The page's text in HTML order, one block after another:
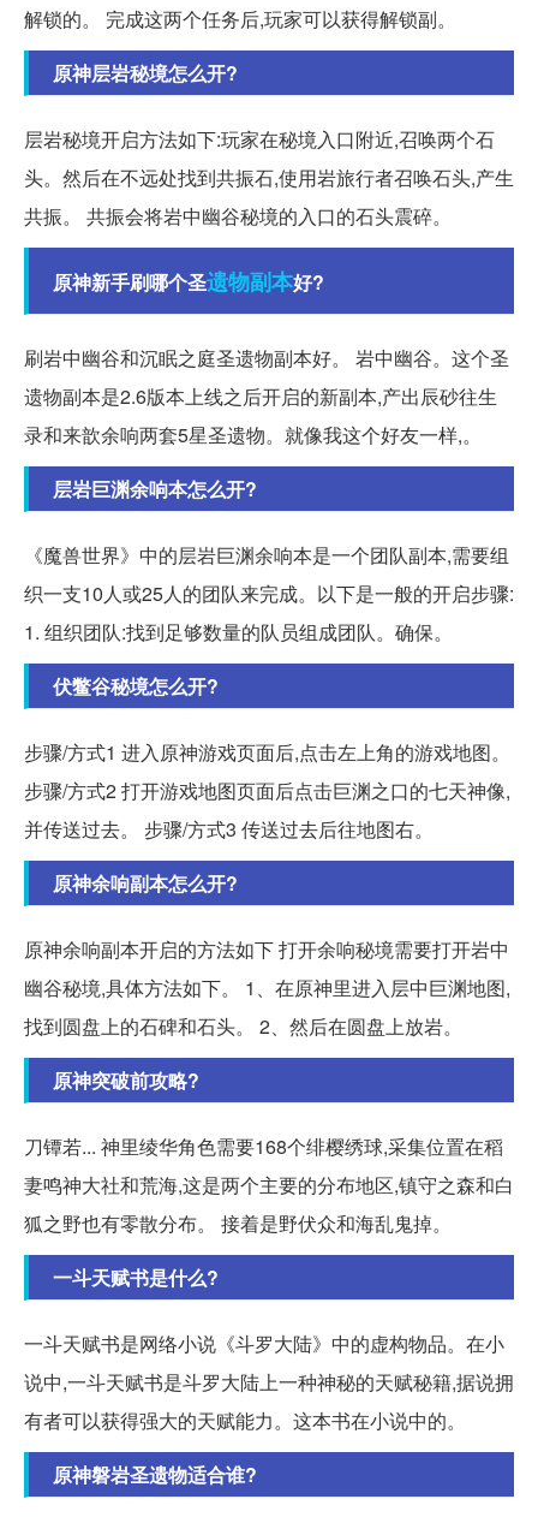
解锁的。 完成这两个任务后,玩家可以获得解锁副。
原神层岩秘境怎么开?
层岩秘境开启方法如下:玩家在秘境入口附近,召唤两个石
头。然后在不远处找到共振石,使用岩旅行者召唤石头,产生
共振。 共振会将岩中幽谷秘境的入口的石头震碎。
原神新手刷哪个圣遗物副本好?
刷岩中幽谷和沉眠之庭圣遗物副本好。 岩中幽谷。这个圣
遗物副本是2.6版本上线之后开启的新副本,产出辰砂往生
录和来歆余响两套5星圣遗物。就像我这个好友一样,。
层岩巨渊余响本怎么开?
《魔兽世界》中的层岩巨渊余响本是一个团队副本,需要组
织一支10人或25人的团队来完成。以下是一般的开启步骤:
1. 组织团队:找到足够数量的队员组成团队。确保。
伏鳖谷秘境怎么开?
步骤/方式1 进入原神游戏页面后,点击左上角的游戏地图。
步骤/方式2 打开游戏地图页面后点击巨渊之口的七天神像,
并传送过去。 步骤/方式3 传送过去后往地图右。
原神余响副本怎么开?
原神余响副本开启的方法如下 打开余响秘境需要打开岩中
幽谷秘境,具体方法如下。 1、在原神里进入层中巨渊地图,
找到圆盘上的石碑和石头。 2、然后在圆盘上放岩。
原神突破前攻略?
刀镡若... 神里绫华角色需要168个绯樱绣球,采集位置在稻
妻鸣神大社和荒海,这是两个主要的分布地区,镇守之森和白
狐之野也有零散分布。 接着是野伏众和海乱鬼掉。
一斗天赋书是什么?
一斗天赋书是网络小说《斗罗大陆》中的虚构物品。在小
说中,一斗天赋书是斗罗大陆上一种神秘的天赋秘籍,据说拥
有者可以获得强大的天赋能力。这本书在小说中的。
原神磐岩圣遗物适合谁?